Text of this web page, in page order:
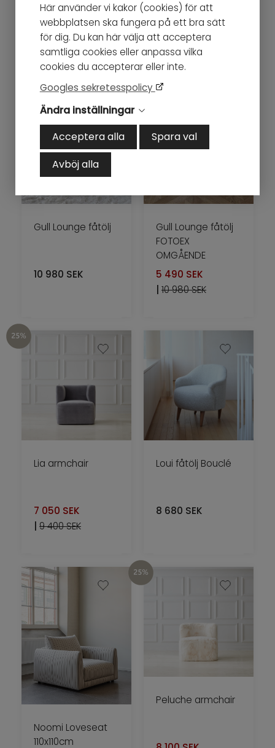
Här använder vi kakor (cookies) för att
webbplatsen ska fungera på ett bra sätt
för dig. Du kan här välja att acceptera
samtliga cookies eller anpassa vilka
cookies du accepterar eller inte.
Googles sekretesspolicy
Ändra inställningar
Acceptera alla
Spara val
Avböj alla
14 980SEK 19 980 SEK
Gull Lounge fåtölj
10 980 SEK
Gull Lounge fåtölj
FOTOEX
OMGÅENDE
5 490 SEK
10 980 SEK
Lia armchair
7 050 SEK
9 400 SEK
Loui fåtölj Bouclé
8 680 SEK
Noomi Loveseat
110x110cm
Peluche armchair